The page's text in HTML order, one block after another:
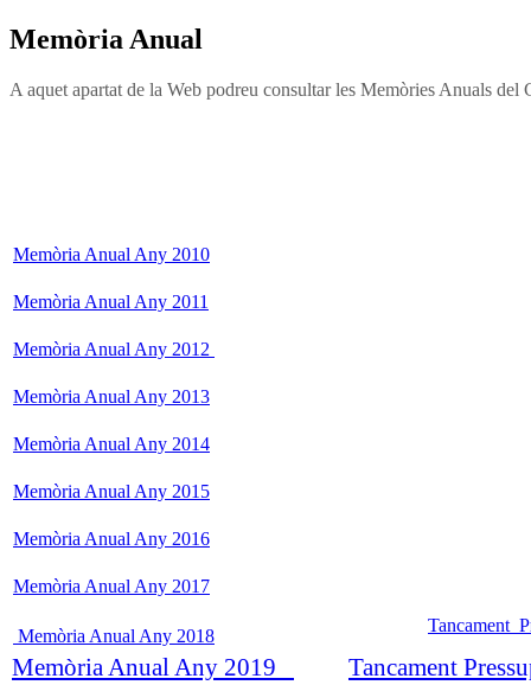
Memòria Anual
A aquet apartat de la Web podreu consultar les Memòries Anuals
Memòria Anual Any 2010
Memòria Anual Any 2011
Memòria Anual Any 2012
Memòria Anual Any 2013
Memòria Anual Any 2014
Memòria Anual Any 2015
Memòria Anual Any 2016
Memòria Anual Any 2017
Memòria Anual Any 2018
Tancament
Memòria Anual Any 2019 Tancament